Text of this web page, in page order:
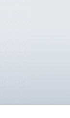
Nouveautés &
Zone